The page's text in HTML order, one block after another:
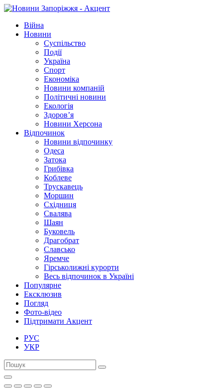
Війна
Новини
Суспільство
Події
Україна
Спорт
Економіка
Новини компаній
Політичні новини
Екологія
Здоров’я
Новини Херсона
Відпочинок
Новини відпочинку
Одеса
Затока
Грибівка
Коблеве
Трускавець
Моршин
Східниця
Свалява
Шаян
Буковель
Драгобрат
Славсько
Яремче
Гірськолижні курорти
Весь відпочинок в Україні
Популярне
Ексклюзив
Погляд
Фото-відео
Підтримати Акцент
РУС
УКР